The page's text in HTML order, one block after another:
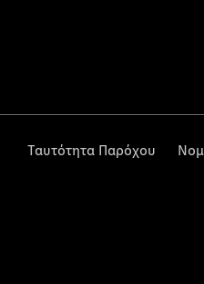
Ταυτότητα Παρόχου